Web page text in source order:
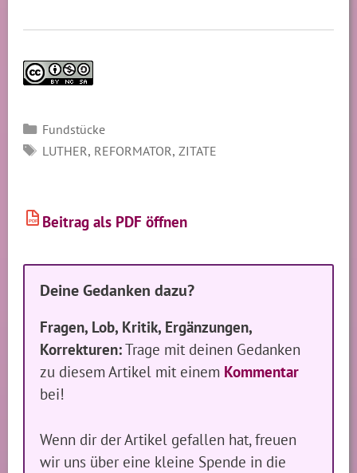
Kategorien
Fundstücke
SCHLAGWÖRTER
LUTHER, REFORMATOR, ZITATE
PDF Beitrag als PDF öffnen
Deine Gedanken dazu?
Fragen, Lob, Kritik, Ergänzungen,
Korrekturen:Trage mit deinen Gedanken
zu diesem Artikel mit einem Kommentar
bei!
Wenn dir der Artikel gefallen hat, freuen
wir uns über eine kleine Spende in die